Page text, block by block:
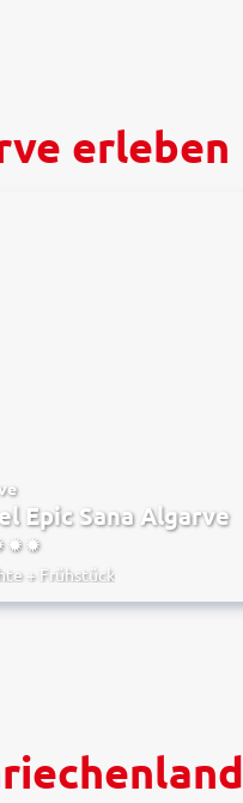
erleben
Epic Sana Algarve
+ Frühstück